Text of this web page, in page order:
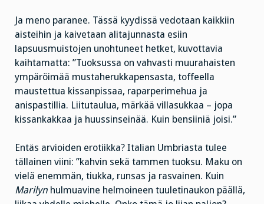
Ja meno paranee. Tässä kyydissä vedotaan kaikkiin
aisteihin ja kaivetaan alitajunnasta esiin
lapsuusmuistojen unohtuneet hetket, kuvottavia
kaihtamatta: ”Tuoksussa on vahvasti muurahaisten
ympäröimää mustaherukkapensasta, toffeella
maustettua kissanpissaa, raparperimehua ja
anispastillia. Liitutaulua, märkää villasukkaa – jopa
kissankakkaa ja huussinseinää. Kuin bensiiniä joisi.”
Entäs arvioiden erotiikka? Italian Umbriasta tulee
tällainen viini: ”kahvin sekä tammen tuoksu. Maku on
vielä enemmän, tiukka, runsas ja rasvainen. Kuin
Marilyn hulmuavine helmoineen tuuletinaukon päällä,